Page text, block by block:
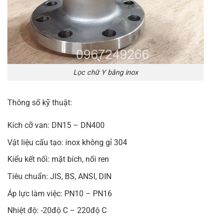
Lọc chữ Y bằng inox
Thông số kỹ thuật:
Kích cỡ van: DN15 – DN400
Vật liệu cấu tạo: inox không gỉ 304
Kiểu kết nối: mặt bích, nối ren
Tiêu chuẩn: JIS, BS, ANSI, DIN
Áp lực làm việc: PN10 – PN16
Nhiệt độ: -20độ C – 220độ C